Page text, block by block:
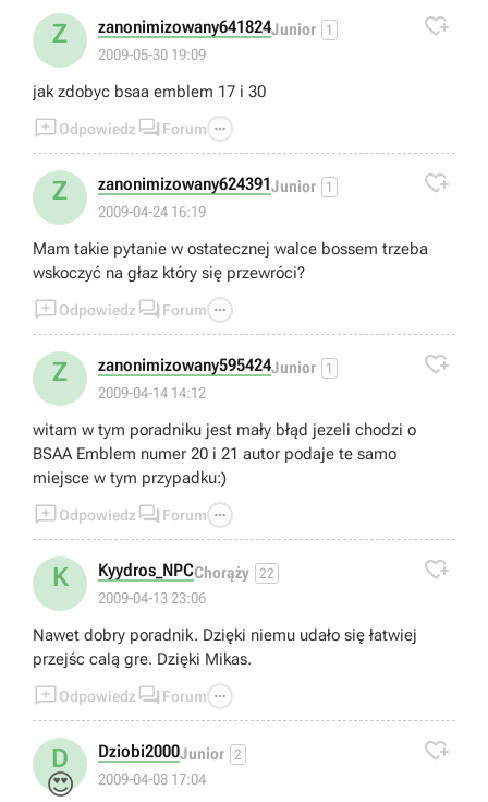
Z zanonimizowany641824Junior 1
2009-05-30 19:09

jak zdobyc bsaa emblem 17 i 30
Odpowiedz  Forum 
Z zanonimizowany624391Junior 1
2009-04-24 16:19

Mam takie pytanie w ostatecznej walce bossem trzeba
wskoczyć na głaz który się przewróci?
Odpowiedz  Forum 
Z zanonimizowany595424Junior 1
2009-04-14 14:12

witam w tym poradniku jest mały błąd jezeli chodzi o
BSAA Emblem numer 20 i 21 autor podaje te samo
miejsce w tym przypadku:)
Odpowiedz  Forum 
K Kyydros_NPCChorąży 22
2009-04-13 23:06

Nawet dobry poradnik. Dzięki niemu udało się łatwiej
przejśc calą gre. Dzięki Mikas.
Odpowiedz  Forum 
D
😍
Dziobi2000Junior 2
2009-04-08 17:04
